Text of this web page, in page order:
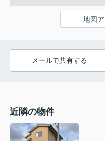
地図
メールで共有する
近隣の物件